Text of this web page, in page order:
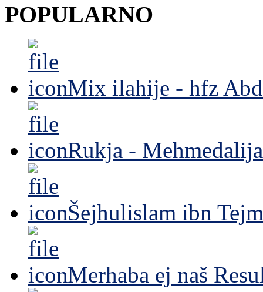
POPULARNO
Mix ilahije - hfz
Rukja -
Šejhulislam ibn
Merhaba ej naš